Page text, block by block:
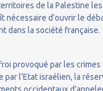
de la Palestine
nécessaire d’ouvrir le
dans la société française.
provoqué par les
par l’Etat israélien, la